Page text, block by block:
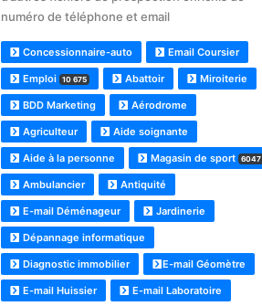
numéro de téléphone et email
Concessionnaire-auto Email Coursier
Emploi 10 675 Abattoir Miroiterie
BDD Marketing Aérodrome
Agriculteur Aide soignante
Aide à la personne Magasin de sport 6047
Ambulancier Antiquité
E-mail Déménageur Jardinerie
Dépannage informatique
Diagnostic immobilier E-mail Géomètre
E-mail Huissier E-mail Laboratoire